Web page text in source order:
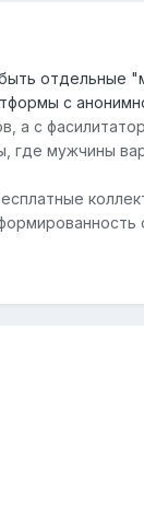
отдельные
с
а с
где мужчины